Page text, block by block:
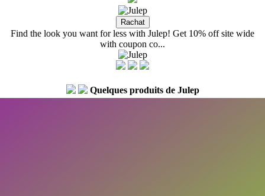
Find the look you want for less with Julep! Get 10% off site wide
with coupon co...
Quelques produits de Julep